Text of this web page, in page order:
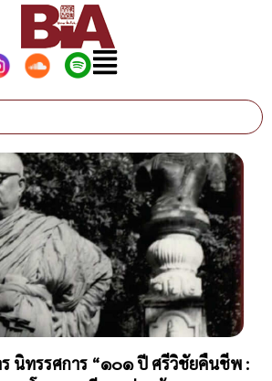
นิทรรศการ “๑๐๑ ปี ศรีวิชัยคืนชีพ :